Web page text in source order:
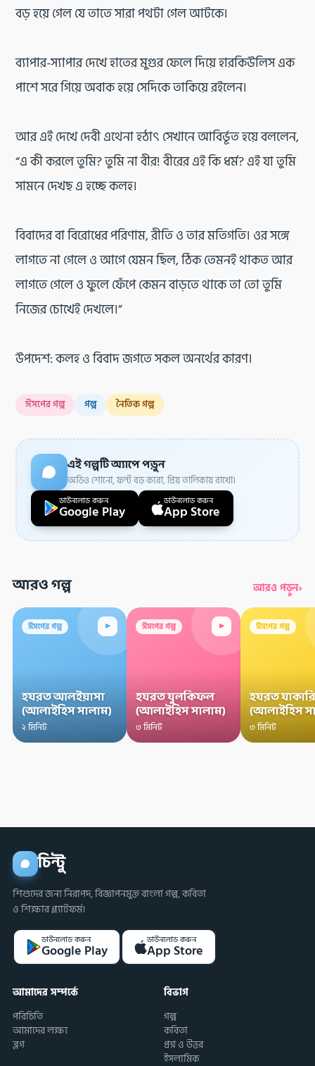
বড় হয়ে গেল যে তাতে সারা পথটা গেল আটকে।
ব্যাপার-স্যাপার দেখে হাতের মুগুর ফেলে দিয়ে হারকিউলিস এক
পাশে সরে গিয়ে অবাক হয়ে সেদিকে তাকিয়ে রইলেন।
আর এই দেখে দেবী এথেনা হঠাৎ সেখানে আবির্ভূত হয়ে বললেন,
“এ কী করলে তুমি? তুমি না বীর! বীরের এই কি ধর্ম? এই যা তুমি
সামনে দেখছ এ হচ্ছে কলহ।
বিবাদের বা বিরোধের পরিণাম, রীতি ও তার মতিগতি। ওর সঙ্গে
লাগতে না গেলে ও আগে যেমন ছিল, ঠিক তেমনই থাকত আর
লাগতে গেলে ও ফুলে ফেঁপে কেমন বাড়তে থাকে তা তো তুমি
নিজের চোখেই দেখলে।”
উপদেশ: কলহ ও বিবাদ জগতে সকল অনর্থের কারণ।
ঈসপের গল্প গল্প নৈতিক গল্প
এই গল্পটি অ্যাপে পড়ুন
অডিও শোনো, ফন্ট বড় করো, প্রিয় তালিকায় রাখো।
ডাউনলোড করুন
Google Play
ডাউনলোড করুন
App Store
আরও গল্প আরও পড়ুন›
ঈসপের গল্প ▸
হযরত আলইয়াসা
(আলাইহিস সালাম)
২ মিনিট
ঈসপের গল্প ▸
হযরত যুলকিফল
(আলাইহিস সালাম)
৩ মিনিট
ঈসপের গল্প
হযরত
(আলাইহিস
৩ মিনিট
চিন্টু
শিশুদের জন্য নিরাপদ, বিজ্ঞাপনমুক্ত বাংলা গল্প, কবিতা
ও শিক্ষার প্ল্যাটফর্ম।
ডাউনলোড করুন
Google Play
ডাউনলোড করুন
App Store
আমাদের সম্পর্কে
পরিচিতি
আমাদের লক্ষ্য
ব্লগ
বিভাগ
গল্প
কবিতা
প্রশ্ন ও উত্তর
ইসলামিক